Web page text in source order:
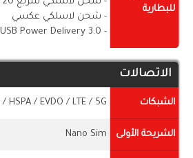
للبطارية
- شحن لاسلكي عكسي
- USB Power Delivery 3.0
الاتصالات
الشبكات / HSPA / EVDO / LTE / 5G
الشريحة الأولى Nano Sim